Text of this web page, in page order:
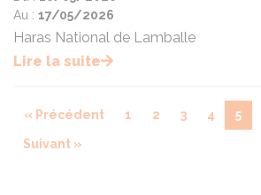
Au : 17/05/2026
Haras National de Lamballe
Lire la suite
« Précédent 1 2 3 4 5
Suivant »